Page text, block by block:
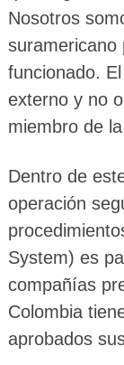
Nosotros
suramericano
funcionado.
externo y no
miembro de
Dentro de
operación
System) es
compañías
Colombia
aprobados